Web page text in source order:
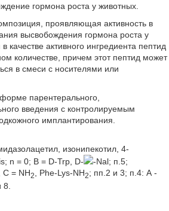
гормона роста у животных.
проявляющая активность в
высвобождения гормона роста у
активного ингредиента пептид
количестве, причем этот пептид может
в смеси с носителями или
парентерального,
введения с контролируемым
имплантирования.
изонипекотил, 4-
n = 0; В = D-Trp, D-
-Nal; п.5;
С = NН2 , Рhe-Lys-NН2; пп.2 и 3; п.4: А -